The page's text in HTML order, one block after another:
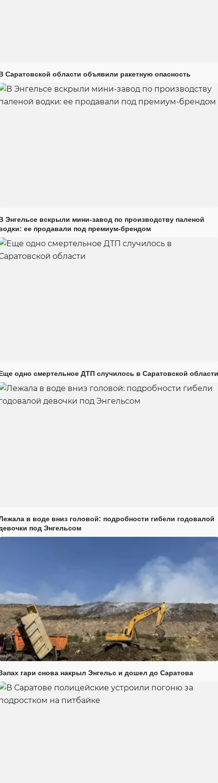
Саратовской области объявили ракетную опасность
Энгельсе вскрыли мини-завод по производству паленой
ее продавали под премиум-брендом
одно смертельное ДТП случилось в Саратовской области
в воде вниз головой: подробности гибели годовалой
под Энгельсом
гари снова накрыл Энгельс и дошел до Саратова